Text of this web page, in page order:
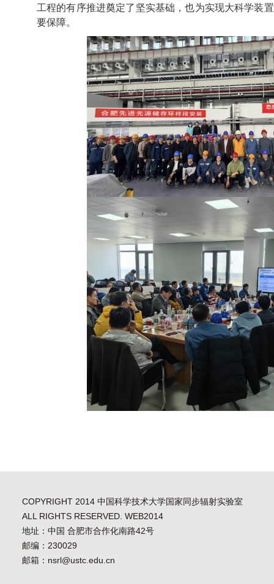
工程的有序推进奠定了坚实基础，也为实现大科学装
要保障。
COPYRIGHT 2014 中国科学技术大学国家同步辐射实验室
ALL RIGHTS RESERVED. WEB2014
地址：中国 合肥市合作化南路42号
邮编：230029
邮箱：nsrl@ustc.edu.cn